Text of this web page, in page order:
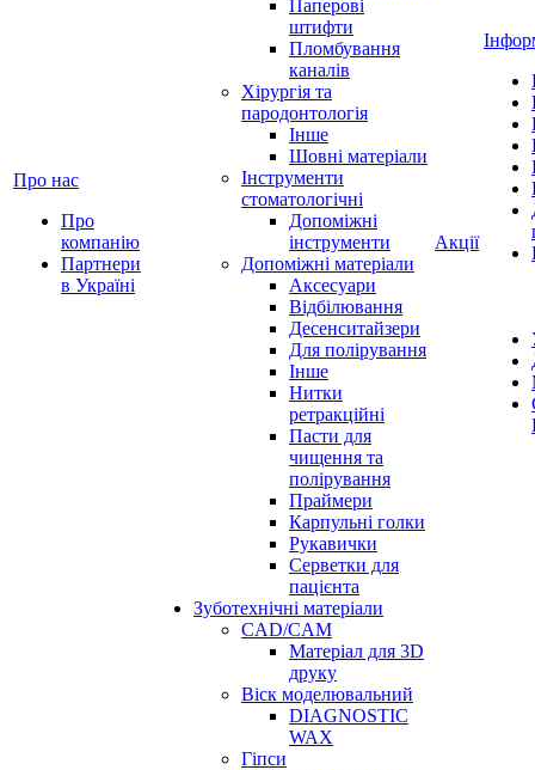
Про нас
Про
компанію
Партнери
в Україні
Паперові
штифти
Пломбування
каналів
Хірургія та
пародонтологія
Інше
Шовні матеріали
Інструменти
стоматологічні
Допоміжні
інструменти
Допоміжні матеріали
Аксесуари
Відбілювання
Десенситайзери
Для полірування
Інше
Нитки
ретракційні
Пасти для
чищення та
полірування
Праймери
Карпульні голки
Рукавички
Серветки для
пацієнта
Зуботехнічні матеріали
CAD/CAM
Матеріал для 3D
друку
Віск моделювальний
DIAGNOSTIC
WAX
Гіпси
Акції